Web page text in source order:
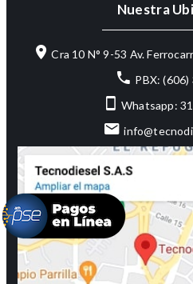
Nuestra
Cra 10 N° 9-53 Av.
PBX: (606)
Whatsapp: